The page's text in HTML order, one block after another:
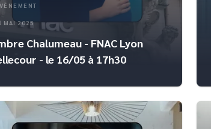
MAI 2025
Chalumeau - FNAC Lyon
- le 16/05 à 17h30